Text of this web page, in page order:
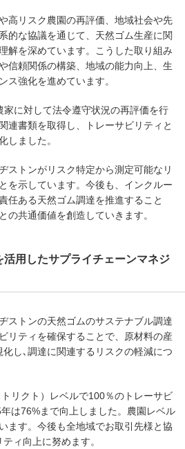
高リスク農園の再評価、地域社会や先
的な協議を通じて、天然ゴム生産に関
解を深めています。こうした取り組み
信頼関係の構築、地域の能力向上、生
ス強化を進めています。
に対して法令遵守状況の再評価を行
連書類を取得し、トレーサビリティと
しました。
ストンがリスク特定から測定可能なリ
を示しています。今後も、インクルー
任ある天然ゴム調達を推進すること
の共通価値を創造していきます。
活用したサプライチェーンマネジ
ストンの天然ゴムのサステナブル調達
リティを確保することで、原材料の産
し､調達に関連するリスクの軽減につ
リクト）レベルで100％のトレーサビ
は76%まで向上しました。農園レベル
ます。今後も全地域でお取引先様と協
ィ向上に努めます。